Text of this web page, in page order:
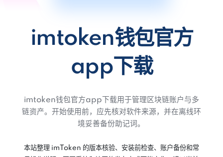
imtoken钱包官方
app下载
imtoken钱包官方app下载用于管理区块链账户与多
链资产。开始使用前，应先核对软件来源，并在离线环
境妥善备份助记词。
本站整理 imToken 的版本核验、安装前检查、账户备份和常